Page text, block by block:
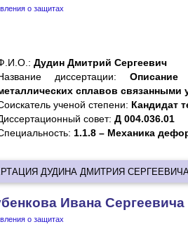
о защитах
Дудин Дмитрий Сергеевич
диссертации: Описание
сплавов связанными
ученой степени: Кандидат
совет: Д 004.036.01
1.1.8 – Механика
ДУДИНА ДМИТРИЯ
Ивана Сергеевича
о защитах